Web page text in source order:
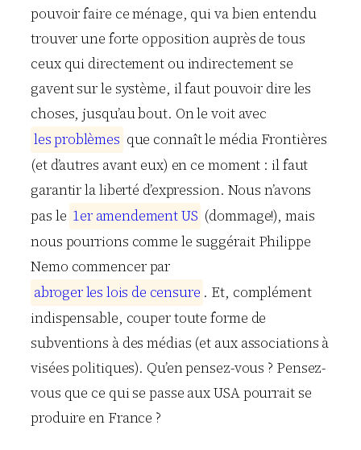
pouvoir faire ce ménage, qui va bien entendu
trouver une forte opposition auprès de tous
ceux qui directement ou indirectement se
gavent sur le système, il faut pouvoir dire les
choses, jusqu’au bout. On le voit avec
lesproblèmes que connaît le média Frontières
(et d’autres avant eux) en ce moment : il faut
garantir la liberté d’expression. Nous n’avons
pas le 1er amendementUS (dommage!), mais
nous pourrions comme le suggérait Philippe
Nemo commencer par
abrogerles lois de censure . Et, complément
indispensable, couper toute forme de
subventions à des médias (et aux associations à
visées politiques). Qu’en pensez-vous ? Pensez-
vous que ce qui se passe aux USA pourrait se
produire en France ?